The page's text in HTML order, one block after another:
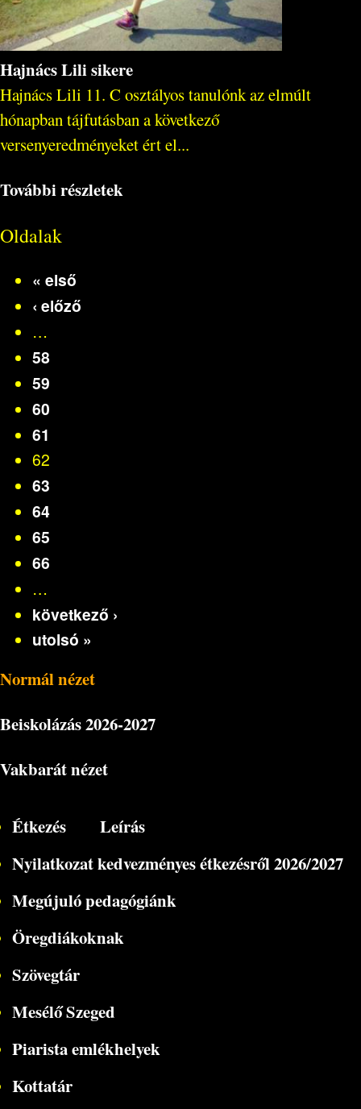
Hajnács Lili sikere
Hajnács Lili 11. C osztályos tanulónk az elmúlt
hónapban tájfutásban a következő
versenyeredményeket ért el...
További részletek
Oldalak
« első
‹ előző
…
58
59
60
61
62
63
64
65
66
…
következő ›
utolsó »
Normál nézet
Beiskolázás2026-2027
Vakbarát nézet
Étkezés
Leírás
Nyilatkozat kedvezményes étkezésről 2026/2027
Megújuló pedagógiánk
Öregdiákoknak
Szövegtár
Mesélő Szeged
Piarista emlékhelyek
Kottatár